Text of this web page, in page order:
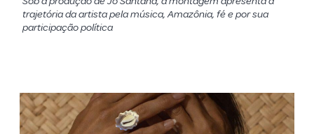
trajetória da artista pela música, Amazônia, fé e por sua
participação política